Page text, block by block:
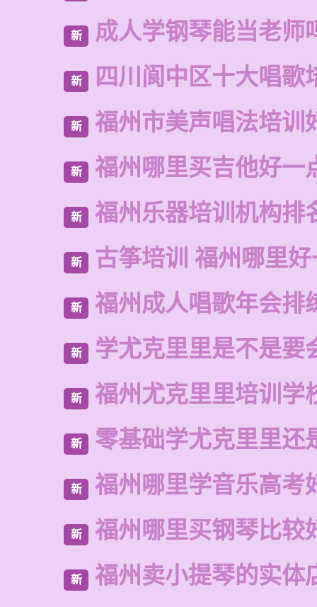
新 成人学钢琴能当老师
新 四川阆中区十大唱歌
新 福州市美声唱法培训
新 福州哪里买吉他好一
新 福州乐器培训机构排
新 古筝培训 福州哪里
新 福州成人唱歌年会排
新 学尤克里里是不是要
新 福州尤克里里培训学
新 零基础学尤克里里还
新 福州哪里学音乐高考
新 福州哪里买钢琴比较
新 福州卖小提琴的实体